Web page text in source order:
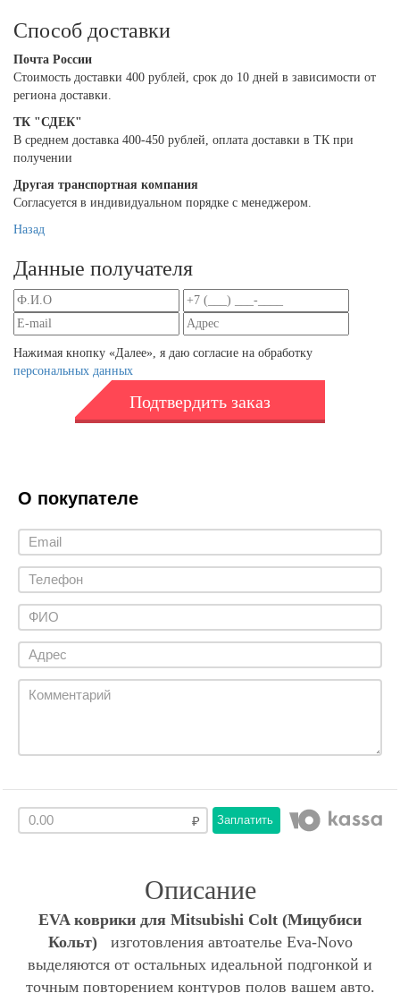
Способ доставки
Почта России
Cтоимость доставки 400 рублей, срок до 10 дней в зависимости от
региона доставки.
ТК "СДЕК"
В среднем доставка 400-450 рублей, оплата доставки в ТК при
получении
Другая транспортная компания
Согласуется в индивидуальном порядке с менеджером.
Назад
Данные получателя
Нажимая кнопку «Далее», я даю согласие на обработку
персональных данных
Подтвердить заказ
О покупателе
Заплатить
Описание
EVA коврики для Mitsubishi Colt (Мицубиси
Кольт) изготовления автоателье Eva-Novo
выделяются от остальных идеальной подгонкой и
точным повторением контуров полов вашем авто.